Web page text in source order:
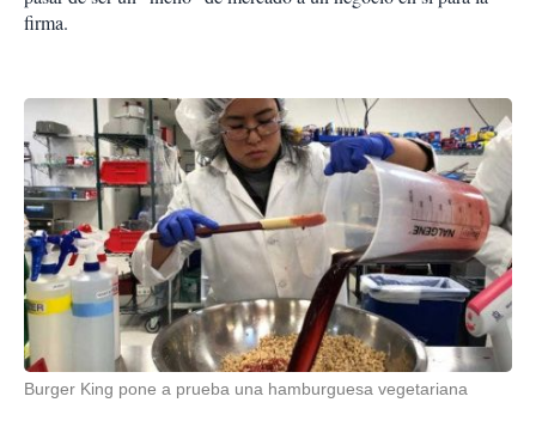
firma.
Burger King pone a prueba una hamburguesa vegetariana